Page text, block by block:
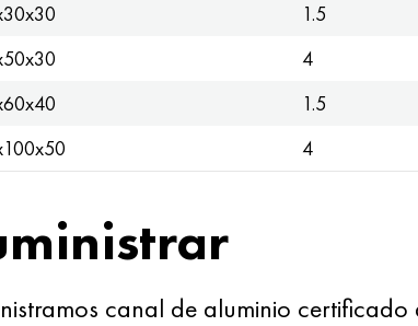
1.5
4
1.5
4
canal de aluminio